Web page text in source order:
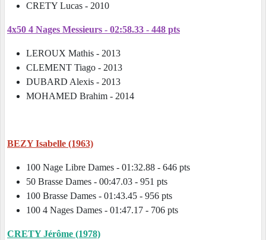
CRETY Lucas - 2010
4x50 4 Nages Messieurs - 02:58.33 - 448 pts
LEROUX Mathis - 2013
CLEMENT Tiago - 2013
DUBARD Alexis - 2013
MOHAMED Brahim - 2014
BEZY Isabelle (1963)
100 Nage Libre Dames - 01:32.88 - 646 pts
50 Brasse Dames - 00:47.03 - 951 pts
100 Brasse Dames - 01:43.45 - 956 pts
100 4 Nages Dames - 01:47.17 - 706 pts
CRETY Jérôme (1978)